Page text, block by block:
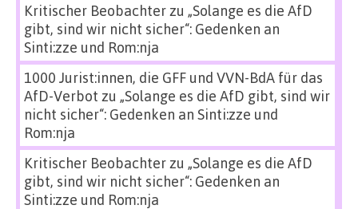
Kritischer Beobachterzu „Solange es die AfD
gibt, sind wir nicht sicher“: Gedenken an
Sinti:zze und Rom:nja
1000 Jurist:innen, die GFF und VVN-BdA für das
AfD-Verbot zu „Solange es die AfD gibt, sind wir
nicht sicher“: Gedenken an Sinti:zze und
Rom:nja
Kritischer Beobachterzu „Solange es die AfD
gibt, sind wir nicht sicher“: Gedenken an
Sinti:zze und Rom:nja